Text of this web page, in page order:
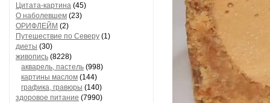
Цитата-картина (45)
О наболевшем (23)
ОРИФЛЕЙМ (2)
Путешествие по Северу (1)
диеты (30)
живопись (8228)
акварель, пастель (998)
картины маслом (144)
графика, гравюры (140)
здоровое питание (7990)